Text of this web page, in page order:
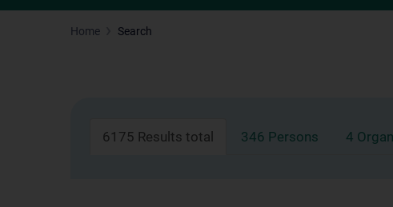
Home Search
6175 Results total 346 Persons 4